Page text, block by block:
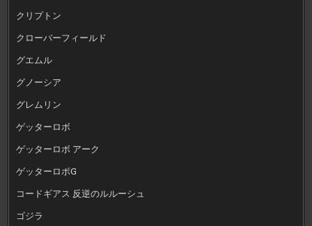
クリプトン
クローバーフィールド
グエムル
グノーシア
グレムリン
ゲッターロボ
ゲッターロボ アーク
ゲッターロボG
コードギアス 反逆のルルーシュ
ゴジラ